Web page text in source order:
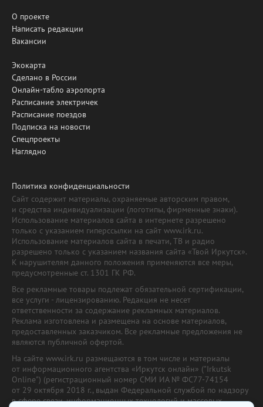
О проекте
Написать редакции
Вакансии
Экокарта
Сделано в России
Онлайн-табло аэропорта
Расписание электричек
Расписание поездов
Подписка на новости
Спецпроекты
Наглядно
Политика конфиденциальности
Сайт содержит материалы, охраняемые авторским правом,
и средства индивидуализации (логотипы, фирменные знаки).
Использование материалов сайта в интернете разрешено
только с указанием гиперссылки на сайт www.irk.ru.
Использование материалов сайта в печати, ТВ и радио
разрешено только с указанием названия сайта «Твой Иркутск».
К нарушителям данного положения применяются все меры,
предусмотренные ст. 1301 ГК РФ.
Все рекламные товары подлежат обязательной сертификации,
все услуги - лицензированию. Редакция не несет
ответственности за содержание рекламных материалов.
Реклама изготовлена и размещена на основе материалов,
предоставленных заказчиком. Все рекламные предложения не
являются публичной офертой.
На сайте www.irk.ru размещаются в том числе и материалы
от информационного агентства «Иркутск онлайн» ("Irkutsk
Online") (регистрационный номер СМИ ИА № ФС77-74154
от 29 октября 2018 г., выдан Федеральной службой по надзору
в сфере связи, информационных технологий и массовых